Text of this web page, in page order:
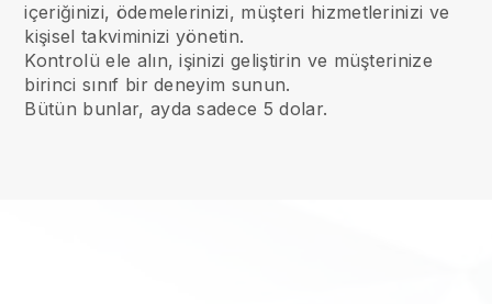
içeriğinizi, ödemelerinizi, müşteri hizmetlerinizi ve
kişisel takviminizi yönetin.
Kontrolü ele alın, işinizi geliştirin ve müşterinize
birinci sınıf bir deneyim sunun.
Bütün bunlar, ayda sadece 5 dolar.